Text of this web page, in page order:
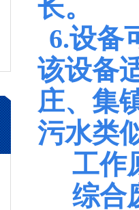
长。
6.设备
该设备
庄、集
污水类
工作
综合